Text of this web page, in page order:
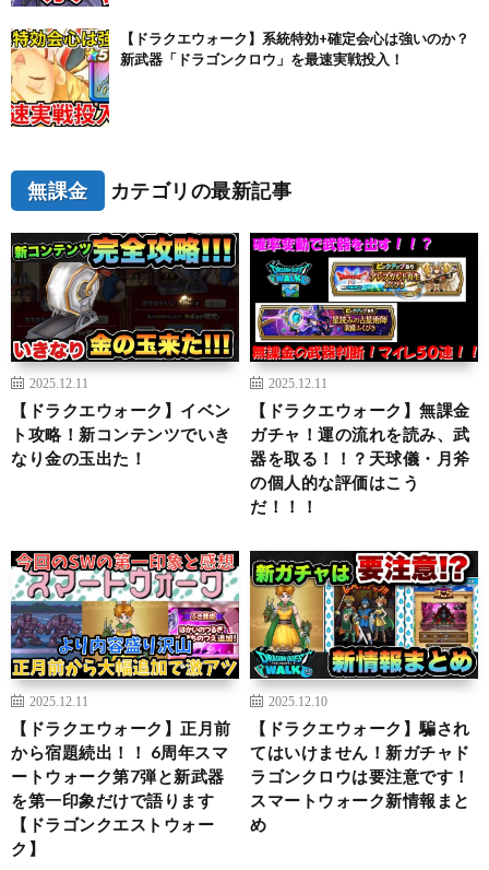
【ドラクエウォーク】系統特効+確定会心は強いのか？
新武器「ドラゴンクロウ」を最速実戦投入！
無課金 カテゴリの最新記事
2025.12.11
【ドラクエウォーク】イベン
ト攻略！新コンテンツでいき
なり金の玉出た！
2025.12.11
【ドラクエウォーク】無課金
ガチャ！運の流れを読み、武
器を取る！！？天球儀・月斧
の個人的な評価はこう
だ！！！
2025.12.11
【ドラクエウォーク】正月前
から宿題続出！！ 6周年スマ
ートウォーク第7弾と新武器
を第一印象だけで語ります
【ドラゴンクエストウォー
ク】
2025.12.10
【ドラクエウォーク】騙され
てはいけません！新ガチャド
ラゴンクロウは要注意です！
スマートウォーク新情報まと
め